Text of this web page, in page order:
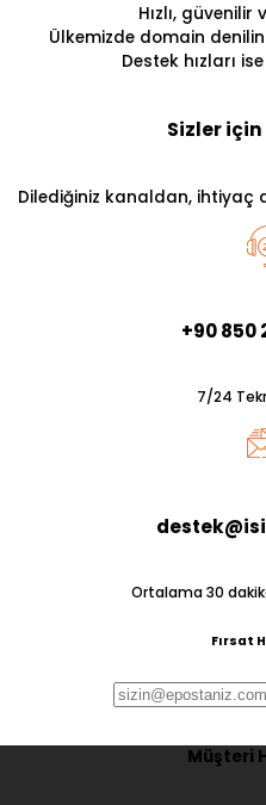
Hızlı, güvenilir
Ülkemizde domain
Destek hızları
Sizler için
Dilediğiniz kanaldan, ihtiyaç
+90 850
7/24
Ortalama 30
Fırsat
Müşteri